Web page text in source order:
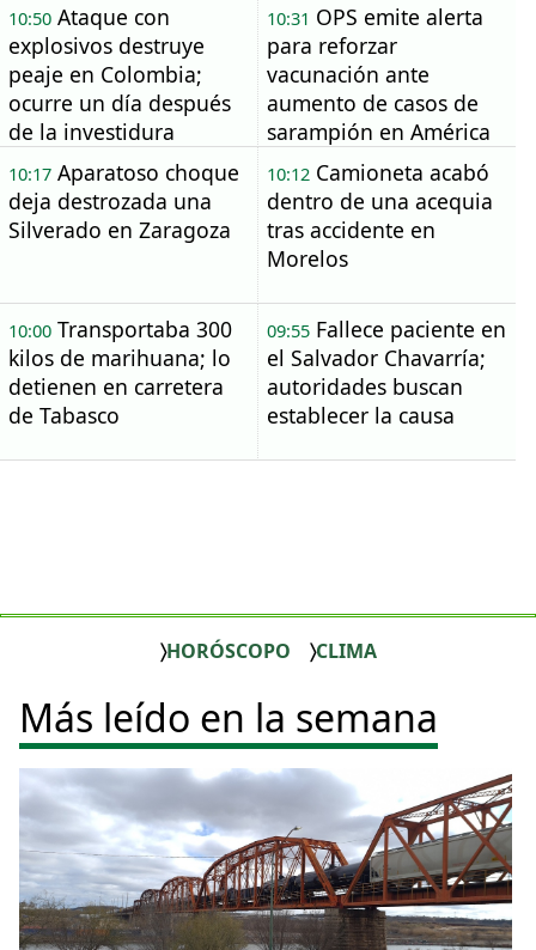
10:50Ataque con
explosivos destruye
peaje en Colombia;
ocurre un día después
de la investidura
presidencial
10:31 OPS emite alerta
para reforzar
vacunación ante
aumento de casos de
sarampión en América
10:17Aparatoso choque
deja destrozada una
Silverado en Zaragoza
10:12Camioneta acabó
dentro de una acequia
tras accidente en
Morelos
10:00Transportaba 300
kilos de marihuana; lo
detienen en carretera
de Tabasco
09:55Fallece paciente en
el Salvador Chavarría;
autoridades buscan
establecer la causa
HORÓSCOPO CLIMA
Más leído en la semana